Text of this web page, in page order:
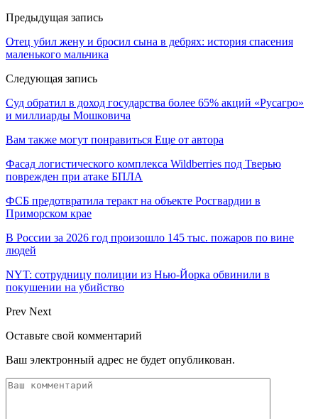
Предыдущая запись
Отец убил жену и бросил сына в дебрях: история спасения
маленького мальчика
Следующая запись
Суд обратил в доход государства более 65% акций «Русагро»
и миллиарды Мошковича
Вам также могут понравиться Еще от автора
Фасад логистического комплекса Wildberries под Тверью
поврежден при атаке БПЛА
ФСБ предотвратила теракт на объекте Росгвардии в
Приморском крае
В России за 2026 год произошло 145 тыс. пожаров по вине
людей
NYT: сотрудницу полиции из Нью-Йорка обвинили в
покушении на убийство
Prev Next
Оставьте свой комментарий
Ваш электронный адрес не будет опубликован.